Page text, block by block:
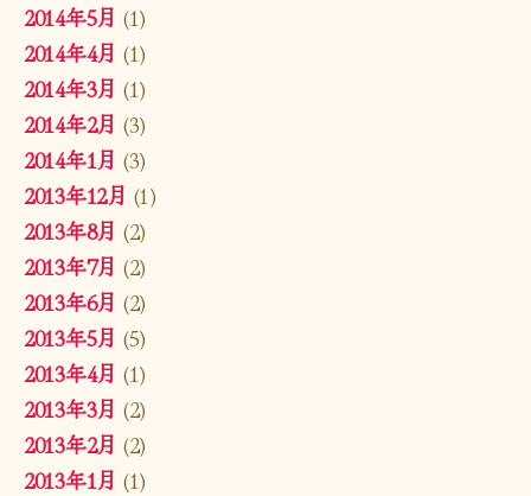
2014年5月 (1)
2014年4月 (1)
2014年3月 (1)
2014年2月 (3)
2014年1月 (3)
2013年12月 (1)
2013年8月 (2)
2013年7月 (2)
2013年6月 (2)
2013年5月 (5)
2013年4月 (1)
2013年3月 (2)
2013年2月 (2)
2013年1月 (1)